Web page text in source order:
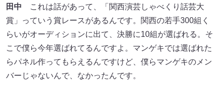
田中 これは話があって、「関西演芸しゃべくり話芸大
賞」っていう賞レースがあるんです。関西の若手300組く
らいがオーディションに出て、決勝に10組が選ばれる。そ
こで僕ら今年選ばれてるんですよ。マンゲキでは選ばれた
らパネル作ってもらえるんですけど、僕らマンゲキのメン
バーじゃないんで、なかったんです。